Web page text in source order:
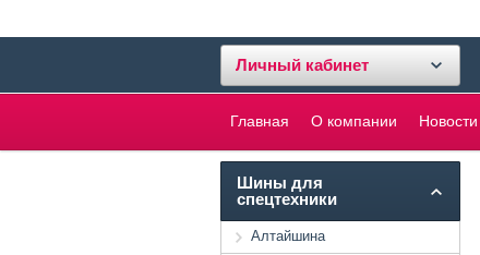
Личный кабинет
Главная О компании Новости
Шины для
спецтехники
Алтайшина